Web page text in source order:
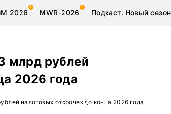
2026 MWR-2026 Подкаст. Новый сезон
металлы
Техника и технологии
млрд рублей
2026 года
налоговых отсрочек до конца 2026 года